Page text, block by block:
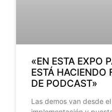
«EN ESTA EXPO
ESTÁ HACIENDO
DE PODCAST»
Las demos van desde